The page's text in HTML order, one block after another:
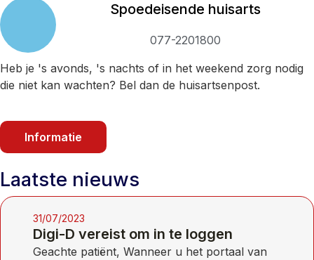
Spoedeisende huisarts
077-2201800
Heb je 's avonds, 's nachts of in het weekend zorg nodig
die niet kan wachten? Bel dan de huisartsenpost.
Informatie
Laatste nieuws
31/07/2023
Digi-D vereist om in te loggen
Geachte patiënt, Wanneer u het portaal van